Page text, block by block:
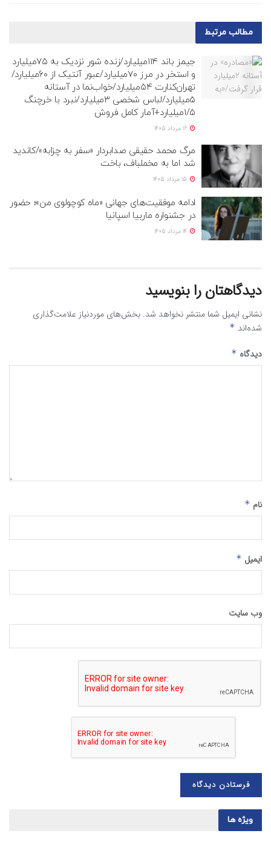
مطالب مرتبط
جیمز باند ۱۱۴میلیارد/زنده شور نزدیک به ۷۵میلیارد
و استخر در مرز ۷۰میلیارد/عبور آنتیک از ۶۰میلیارد/
تهران‌کنارت ۵۴میلیارد/خواب‌نما در آستانه
۵میلیارد/لباس شخصی ۳میلیارد/نبرد با خرچنگ
۱/۵میلیارد+آمار کامل فروش
مرگ محمد حقیقی صدابردار «سفر به چزابه»/کاندید
شد اما به مخملباف، باخت
ادامه موفقیت‌های جهانی «ماه کوچولوی من»؛ حضور
در جشنواره ماربیا اسپانیا
دیدگاهتان را بنویسید
نشانی ایمیل شما منتشر نخواهد شد. بخش‌های موردنیاز علامت‌گذاری
شده‌اند *
دیدگاه *
نام *
ایمیل *
وب‌ سایت
ویژه ها